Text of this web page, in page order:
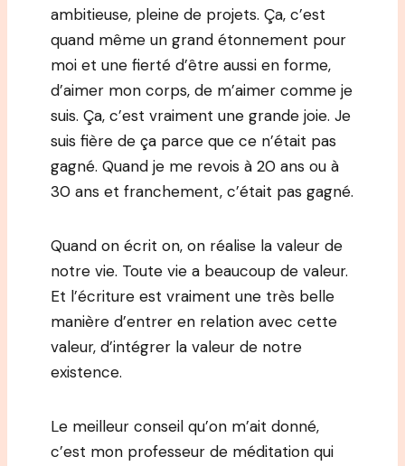
ambitieuse, pleine de projets. Ça, c’est
quand même un grand étonnement pour
moi et une fierté d’être aussi en forme,
d’aimer mon corps, de m’aimer comme je
suis. Ça, c’est vraiment une grande joie. Je
suis fière de ça parce que ce n’était pas
gagné. Quand je me revois à 20 ans ou à
30 ans et franchement, c’était pas gagné.
Quand on écrit on, on réalise la valeur de
notre vie. Toute vie a beaucoup de valeur.
Et l’écriture est vraiment une très belle
manière d’entrer en relation avec cette
valeur, d’intégrer la valeur de notre
existence.
Le meilleur conseil qu’on m’ait donné,
c’est mon professeur de méditation qui